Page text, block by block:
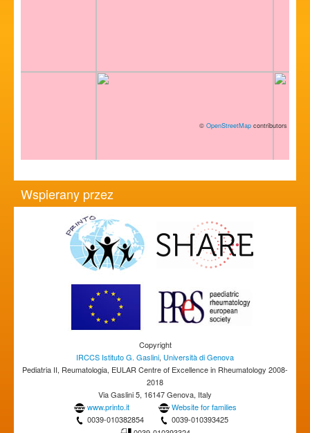
© OpenStreetMap contributors
Wspierany przez
Copyright
IRCCS Istituto G. Gaslini, Università di Genova
Pediatria II, Reumatologia, EULAR Centre of Excellence in Rheumatology 2008-
2018
Via Gaslini 5, 16147 Genova, Italy
www.printo.it
Website for families
0039-010382854
0039-010393425